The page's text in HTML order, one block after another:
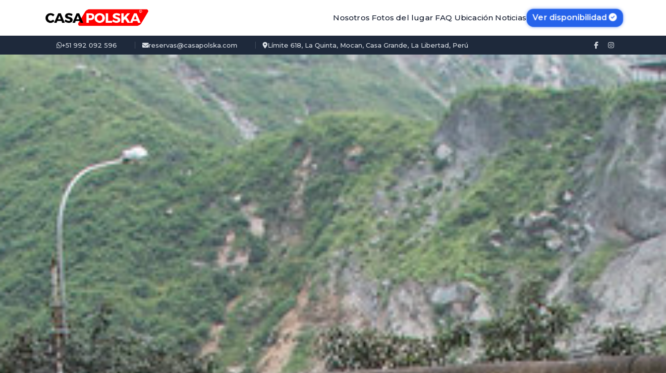
+51 992 092 596 reservas@casapolska.com Límite 618, La Quinta, Mocan, Casa Grande, La Libertad, Perú
Nosotros Fotos del lugar FAQ Ubicación Noticias Ver disponibilidad